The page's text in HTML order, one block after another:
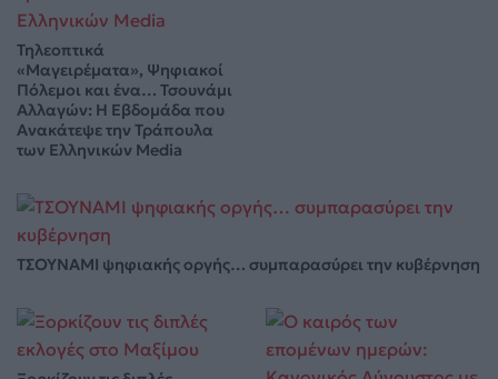
Τηλεοπτικά
«Μαγειρέματα», Ψηφιακοί
Πόλεμοι και ένα… Τσουνάμι
Αλλαγών: Η Εβδομάδα που
Ανακάτεψε την Τράπουλα
των Ελληνικών Media
ΤΣΟΥΝΑΜΙ ψηφιακής οργής… συμπαρασύρει την κυβέρνηση